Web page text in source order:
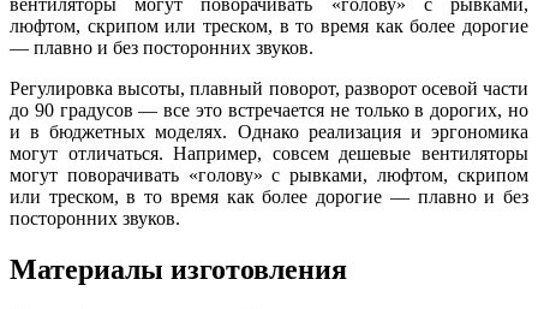
вентиляторы могут поворачивать «голову» с рывками,
люфтом, скрипом или треском, в то время как более дорогие
— плавно и без посторонних звуков.
Регулировка высоты, плавный поворот, разворот осевой части
до 90 градусов — все это встречается не только в дорогих, но
и в бюджетных моделях. Однако реализация и эргономика
могут отличаться. Например, совсем дешевые вентиляторы
могут поворачивать «голову» с рывками, люфтом, скрипом
или треском, в то время как более дорогие — плавно и без
посторонних звуков.
Материалы изготовления